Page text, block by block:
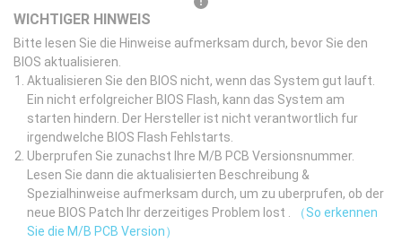
WICHTIGER HINWEIS
Bitte lesen Sie die Hinweise aufmerksam durch, bevor Sie den
BIOS aktualisieren.
Aktualisieren Sie den BIOS nicht, wenn das System gut lauft.
Ein nicht erfolgreicher BIOS Flash, kann das System am
starten hindern. Der Hersteller ist nicht verantwortlich fur
irgendwelche BIOS Flash Fehlstarts.
Uberprufen Sie zunachst Ihre M/B PCB Versionsnummer.
Lesen Sie dann die aktualisierten Beschreibung &
Spezialhinweise aufmerksam durch, um zu uberprufen, ob der
neue BIOS Patch Ihr derzeitiges Problem lost .
（So erkennen
Sie die M/B PCB Version）